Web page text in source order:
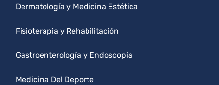
Dermatología y Medicina Estética
Fisioterapia y Rehabilitación
Gastroenterología y Endoscopia
Medicina Del Deporte